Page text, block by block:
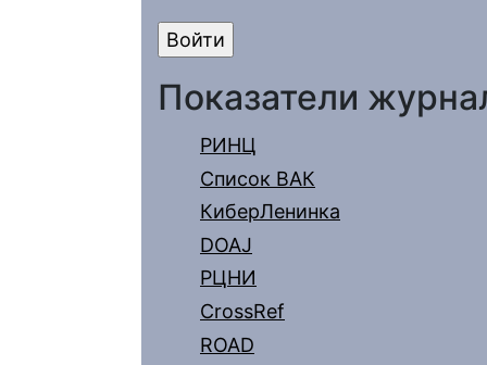
Показатели
РИНЦ
Список ВАК
КиберЛенинка
DOAJ
РЦНИ
CrossRef
ROAD